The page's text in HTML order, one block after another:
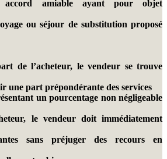
accord amiable ayant pour objet
ou séjour de substitution proposé
de l’acheteur, le vendeur se trouve
une part prépondérante des services
un pourcentage non négligeable
le vendeur doit immédiatement
sans préjuger des recours en